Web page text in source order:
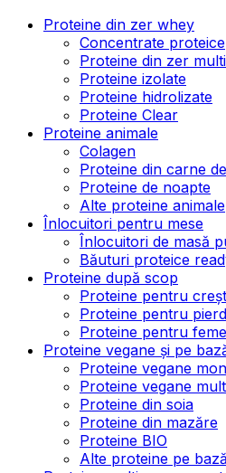
Proteine din zer whey
Concentrate proteice
Proteine din zer
Proteine izolate
Proteine hidrolizate
Proteine Clear
Proteine animale
Colagen
Proteine din carne
Proteine de noapte
Alte proteine animale
Înlocuitori pentru mese
Înlocuitori de masă
Băuturi proteice
Proteine după scop
Proteine pentru
Proteine pentru
Proteine pentru
Proteine vegane și pe
Proteine vegane
Proteine vegane
Proteine din soia
Proteine din mazăre
Proteine BIO
Alte proteine pe